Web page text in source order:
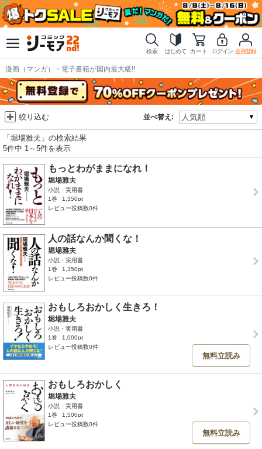
検索 はじめて カート ログイン 会員登録
漫画（マンガ）・電子書籍が国内最大級!!
並べ替え:
絞り込む
「堀場雅夫」の検索結果
5件中 1～5件を表示
もっとわがままになれ！
堀場雅夫
小説・実用書
1巻
1,350pt
レビュー投稿数0件
人の話なんか聞くな！
堀場雅夫
小説・実用書
1巻
1,350pt
レビュー投稿数0件
おもしろおかしく生きろ！
堀場雅夫
小説・実用書
1巻
1,000pt
レビュー投稿数0件
無料立読み
おもしろおかしく
堀場雅夫
小説・実用書
1巻
1,500pt
レビュー投稿数0件
無料立読み